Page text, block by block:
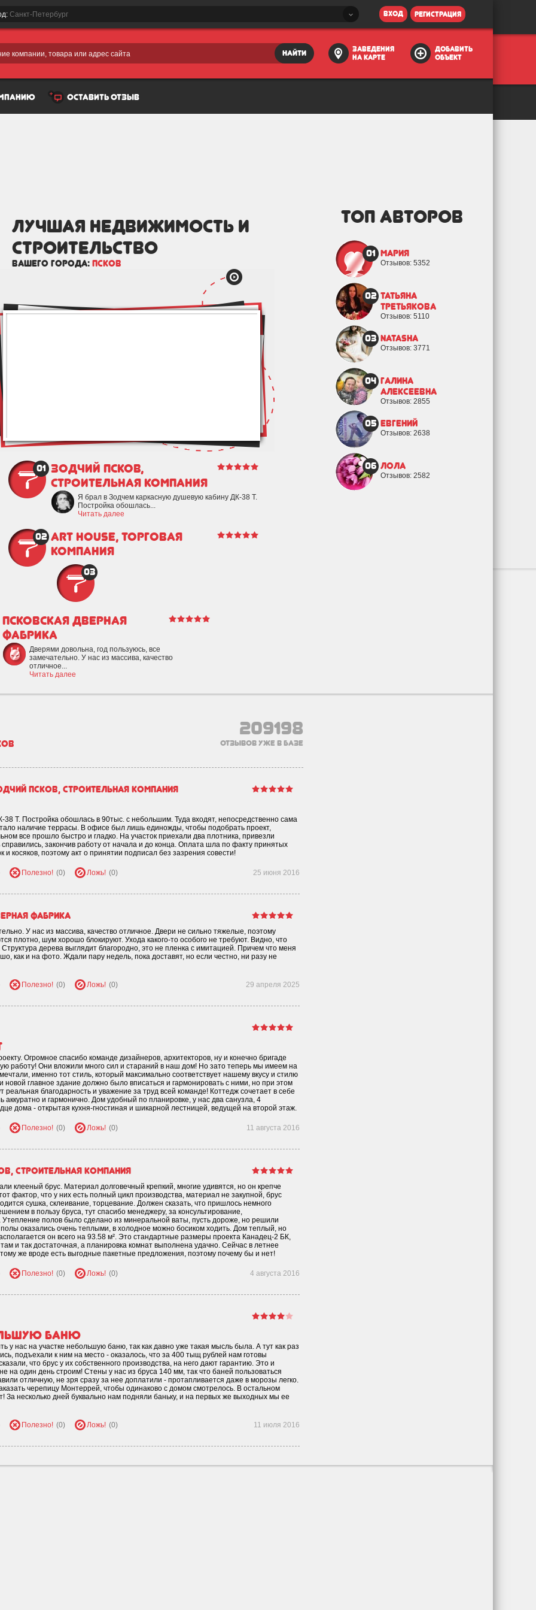
компании, товара или адрес сайта
Санкт-Петербург вход регистрация
найти
заведения
на карте
добавить
объект
оставить отзыв
ТОП АВТОРОВ
01 Мария
Отзывов: 5352
02 Татьяна
Третьякова
Отзывов: 5110
03 natasha
Отзывов: 3771
04 Галина
Алексеевна
Отзывов: 2855
05 евгений
Отзывов: 2638
06 Лола
Отзывов: 2582
лучшая Недвижимость и
строительство
вашего города: Псков
01 Зодчий Псков,
строительная компания
Я брал в Зодчем каркасную душевую кабину ДК-38 Т.
Постройка обошлась...
Читать далее
02 Art House, торговая
компания
03
Псковская дверная
фабрика
Дверями довольна, год пользуюсь, все
замечательно. У нас из массива, качество
отличное...
Читать далее
209198
отзывов уже в базе
Псков, строительная компания
Т. Постройка обошлась в 90тыс. с небольшим. Туда входят, непосредственно сама
наличие террасы. В офисе был лишь единожды, чтобы подобрать проект,
все прошло быстро и гладко. На участок приехали два плотника, привезли
закончив работу от начала и до конца. Оплата шла по факту принятых
косяков, поэтому акт о принятии подписал без зазрения совести!
Полезно! (0) Ложь! (0) 25 июня 2016
фабрика
У нас из массива, качество отличное. Двери не сильно тяжелые, поэтому
плотно, шум хорошо блокируют. Ухода какого-то особого не требуют. Видно, что
дерева выглядит благородно, это не пленка с имитацией. Причем что меня
как и на фото. Ждали пару недель, пока доставят, но если честно, ни разу не
Полезно! (0) Ложь! (0) 29 апреля 2025
Огромное спасибо команде дизайнеров, архитекторов, ну и конечно бригаде
работу! Они вложили много сил и стараний в наш дом! Но зато теперь мы имеем на
именно тот стиль, который максимально соответствует нашему вкусу и стилю
новой главное здание должно было вписаться и гармонировать с ними, но при этом
реальная благодарность и уважение за труд всей команде! Коттедж сочетает в себе
аккуратно и гармонично. Дом удобный по планировке, у нас два санузла, 4
дома - открытая кухня-гностиная и шикарной лестницей, ведущей на второй этаж.
Полезно! (0) Ложь! (0) 11 августа 2016
строительная компания
клееный брус. Материал долговечный крепкий, многие удивятся, но он крепче
фактор, что у них есть полный цикл производства, материал не закупной, брус
сушка, склеивание, торцевание. Должен сказать, что пришлось немного
в пользу бруса, тут спасибо менеджеру, за консультирование,
полов было сделано из минеральной ваты, пусть дороже, но решили
оказались очень теплыми, в холодное можно босиком ходить. Дом теплый, но
он всего на 93.58 м². Это стандартные размеры проекта Канадец-2 БК,
и так достаточная, а планировка комнат выполнена удачно. Сейчас в летнее
же вроде есть выгодные пакетные предложения, поэтому почему бы и нет!
Полезно! (0) Ложь! (0) 4 августа 2016
баню
у нас на участке небольшую баню, так как давно уже такая мысль была. А тут как раз
подъехали к ним на место - оказалось, что за 400 тыщ рублей нам готовы
что брус у их собственного производства, на него дают гарантию. Это и
на один день строим! Стены у нас из бруса 140 мм, так что баней пользоваться
отличную, не зря сразу за нее доплатили - протапливается даже в морозы легко.
черепицу Монтеррей, чтобы одинаково с домом смотрелось. В остальном
За несколько дней буквально нам подняли баньку, и на первых же выходных мы ее
Полезно! (0) Ложь! (0) 11 июля 2016